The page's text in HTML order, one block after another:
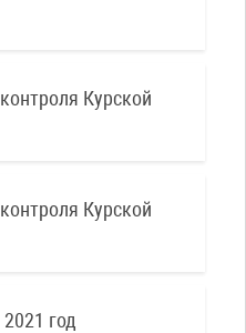
Курской
Курской
год